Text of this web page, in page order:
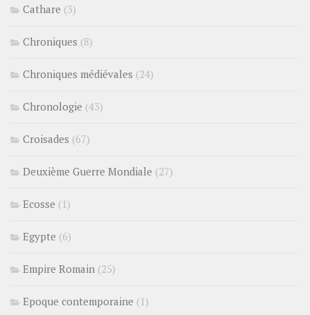
Cathare (3)
Chroniques (8)
Chroniques médiévales (24)
Chronologie (43)
Croisades (67)
Deuxième Guerre Mondiale (27)
Ecosse (1)
Egypte (6)
Empire Romain (25)
Epoque contemporaine (1)